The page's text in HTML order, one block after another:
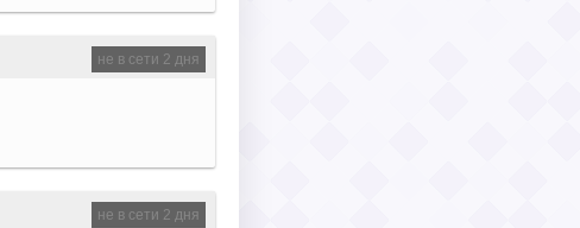
не в сети 2 дня
не в сети 2 дня